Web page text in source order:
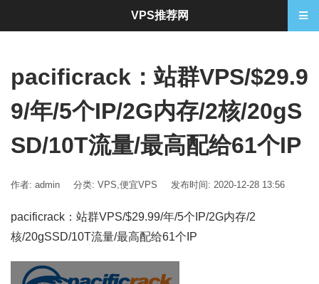
pacificrack：站群VPS/$29.9
9/年/5个IP/2G内存/2核/20gS
SD/10T流量/最高配给61个IP
作者: admin 分类: VPS,便宜VPS 发布时间: 2020-12-28 13:56
pacificrack：站群VPS/$29.99/年/5个IP/2G内存/2
核/20gSSD/10T流量/最高配给61个IP
VPS推荐网